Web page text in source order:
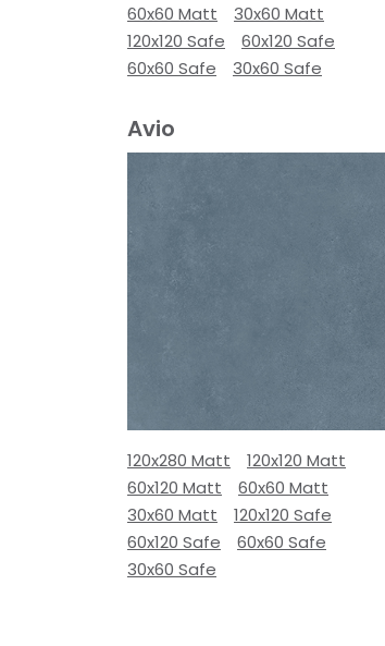
60x60 Matt
30x60 Matt
120x120 Safe
60x120 Safe
60x60 Safe
30x60 Safe
Avio
120x280 Matt
120x120 Matt
60x120 Matt
60x60 Matt
30x60 Matt
120x120 Safe
60x120 Safe
60x60 Safe
30x60 Safe